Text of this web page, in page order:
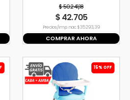
$ 50.241,18
$ 42.705
Precio s/imp. nac. $ 35.293,39
COMPRAR AHORA
15% OFF